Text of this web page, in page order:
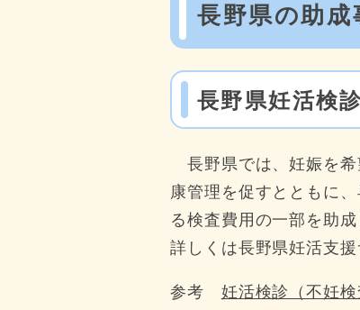
長野県の助成
長野県妊活検
長野県では、妊娠を希
康管理を促すとともに
る検査費用の一部を助成
詳しくは長野県妊活支
参考 妊活検診（不妊